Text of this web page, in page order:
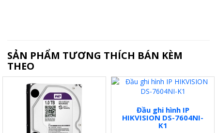
SẢN PHẨM TƯƠNG THÍCH BÁN KÈM
THEO
Đầu ghi hình IP
HIKVISION DS-7604NI-
K1